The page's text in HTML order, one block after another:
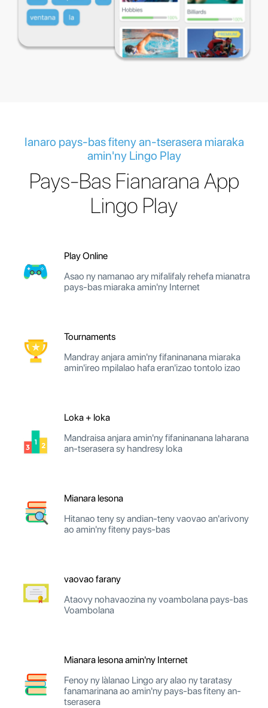
Ianaro pays-bas fiteny an-tserasera miaraka
amin'ny Lingo Play
Pays-Bas Fianarana App
Lingo Play
Play Online
Asao ny namanao ary mifalifaly rehefa mianatra
pays-bas miaraka amin'ny Internet
Tournaments
Mandray anjara amin'ny fifaninanana miaraka
amin'ireo mpilalao hafa eran'izao tontolo izao
Loka + loka
Mandraisa anjara amin'ny fifaninanana laharana
an-tserasera sy handresy loka
Mianara lesona
Hitanao teny sy andian-teny vaovao an'arivony
ao amin'ny fiteny pays-bas
vaovao farany
Ataovy nohavaozina ny voambolana pays-bas
Voambolana
Mianara lesona amin'ny Internet
Fenoy ny làlanao Lingo ary alao ny taratasy
fanamarinana ao amin'ny pays-bas fiteny an-
tserasera